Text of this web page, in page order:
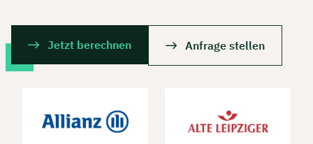
Jetzt berechnen Anfrage stellen